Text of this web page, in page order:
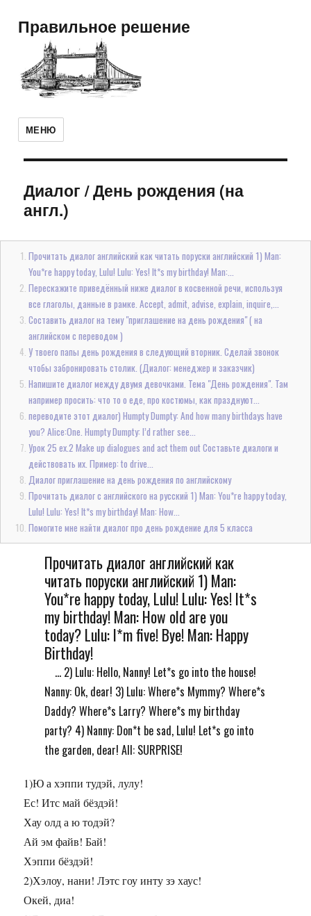
Правильное решение
МЕНЮ
Диалог/День рождения (на
англ.)
Прочитать диалог английский как читать поруски английский 1) Man:
You*re happy today, Lulu! Lulu: Yes! It*s my birthday! Man:...
Перескажите приведённый ниже диалог в косвенной речи, используя
все глаголы, данные в рамке. Accept, admit, advise, explain, inquire,...
Составить диалог на тему "приглашение на день рождения" ( на
английском с переводом )
У твоего папы день рождения в следующий вторник. Сделай звонок
чтобы забронировать столик. (Диалог: менеджер и заказчик)
Напишите диалог между двумя девочками. Тема "День рождения". Там
например просить: что то о еде, про костюмы, как празднуют...
переводите этот диалог) Humpty Dumpty: And how many birthdays have
you? Alice:One. Humpty Dumpty: I’d rather see...
Урок 25 ex.2 Make up dialogues and act them out Составьте диалоги и
действовать их. Пример: to drive...
Диалог приглашение на день рождения по английскому
Прочитать диалог с английского на русский 1) Man: You*re happy today,
Lulu! Lulu: Yes! It*s my birthday! Man: How...
Помогите мне найти диалог про день рождение для 5 класса
Прочитать диалог английский как
читать поруски английский 1) Man:
You*re happy today, Lulu! Lulu: Yes! It*s
my birthday! Man: How old are you
today? Lulu: I*m five! Bye! Man: Happy
Birthday!
... 2) Lulu: Hello, Nanny! Let*s go into the house!
Nanny: Ok, dear! 3) Lulu: Where*s Mymmy? Where*s
Daddy? Where*s Larry? Where*s my birthday
party? 4) Nanny: Don*t be sad, Lulu! Let*s go into
the garden, dear! All: SURPRISE!
1)Ю а хэппи тудэй, лулу!
Ес! Итс май бёздэй!
Хау олд а ю тодэй?
Ай эм файв! Бай!
Хэппи бёздэй!
2)Хэлоу, нани! Лэтс гоу инту зэ хаус!
Окей, диа!